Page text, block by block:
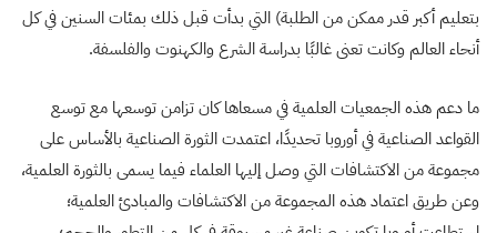
بتعليم أكبر قدر ممكن من الطلبة) التي بدأت قبل ذلك بمئات السنين في كل
أنحاء العالم وكانت تعنى غالبًا بدراسة الشرع والكهنوت والفلسفة.
ما دعم هذه الجمعيات العلمية في مسعاها كان تزامن توسعها مع توسع
القواعد الصناعية في أوروبا تحديدًا، اعتمدت الثورة الصناعية بالأساس على
مجموعة من الاكتشافات التي وصل إليها العلماء فيما يسمى بالثورة العلمية،
وعن طريق اعتماد هذه المجموعة من الاكتشافات والمبادئ العلمية؛